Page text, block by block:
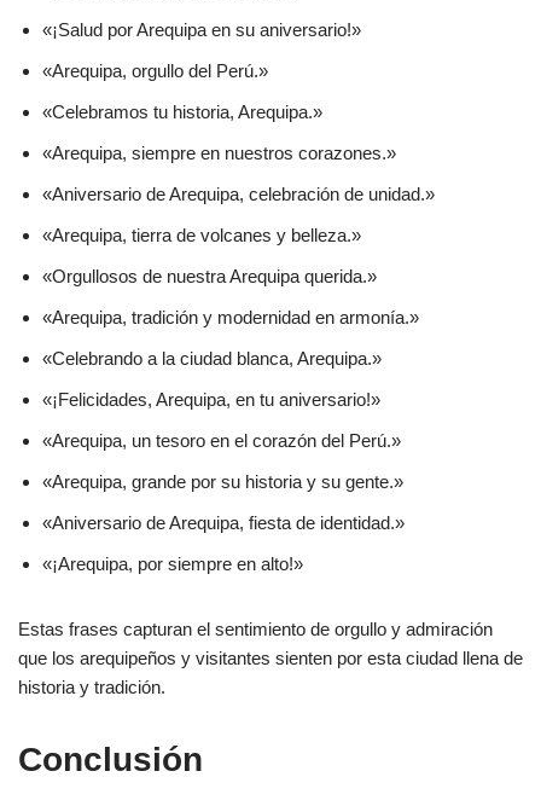
«¡Salud por Arequipa en su aniversario!»
«Arequipa, orgullo del Perú.»
«Celebramos tu historia, Arequipa.»
«Arequipa, siempre en nuestros corazones.»
«Aniversario de Arequipa, celebración de unidad.»
«Arequipa, tierra de volcanes y belleza.»
«Orgullosos de nuestra Arequipa querida.»
«Arequipa, tradición y modernidad en armonía.»
«Celebrando a la ciudad blanca, Arequipa.»
«¡Felicidades, Arequipa, en tu aniversario!»
«Arequipa, un tesoro en el corazón del Perú.»
«Arequipa, grande por su historia y su gente.»
«Aniversario de Arequipa, fiesta de identidad.»
«¡Arequipa, por siempre en alto!»
Estas frases capturan el sentimiento de orgullo y admiración
que los arequipeños y visitantes sienten por esta ciudad llena de
historia y tradición.
Conclusión